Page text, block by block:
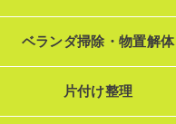
ベランダ掃除・物置解体
片付け整理